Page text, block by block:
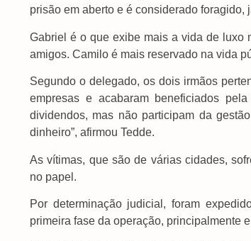
prisão em aberto e é considerado foragido,
Gabriel é o que exibe mais a vida de luxo
amigos. Camilo é mais reservado na vida
Segundo o delegado, os dois irmãos
empresas e acabaram beneficiados
dividendos, mas não participam da
dinheiro”, afirmou Tedde.
As vítimas, que são de várias cidades,
no papel.
Por determinação judicial, foram
primeira fase da operação, principalmente